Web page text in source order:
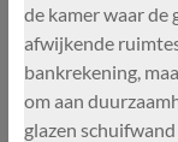
de kamer waar de
afwijkende
bankrekening,
om aan
glazen